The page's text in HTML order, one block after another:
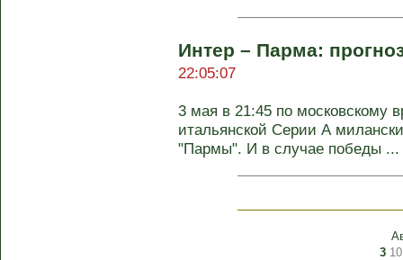
Интер – Парма:
22:05:07
3 мая в 21:45 по московскому
итальянской Серии А
"Пармы". И в случае победы ...
3 10